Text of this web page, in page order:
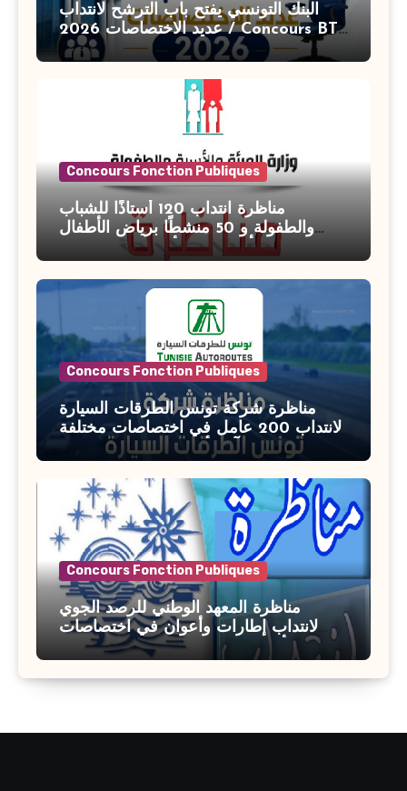
البنك التونسي يفتح باب الترشح لانتداب
عديد الاختصاصات 2026 / Concours BT
Banque de Tunisie 2026
Concours Fonction Publiques
مناظرة انتداب 120 أستاذًا للشباب
والطفولة و 50 منشطًا برياض الأطفال
بوزارة الأسرة والمرأة والطفولة وكبار
Concours Fonction Publiques
مناظرة شركة تونس الطرقات السيارة
لانتداب 200 عامل في اختصاصات مختلفة
آخر أجل : 21 جويلية 2026
Concours Fonction Publiques
مناظرة المعهد الوطني للرصد الجوي
لانتداب إطارات وأعوان في اختصاصات
مختلفة : أخر اجل للترشح 27 جويلية 2026